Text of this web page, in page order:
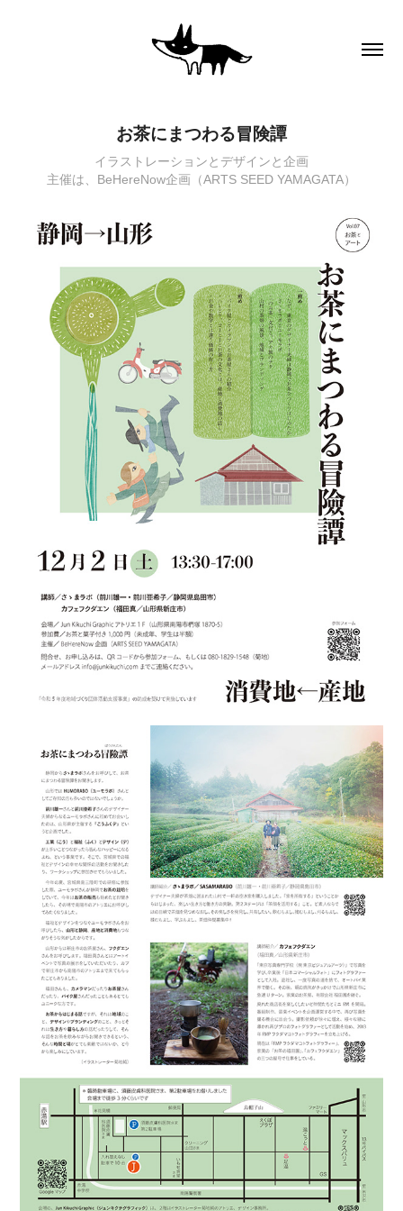
お茶にまつわる冒険譚
イラストレーションとデザインと企画
主催は、BeHereNow企画（ARTS SEED YAMAGATA）